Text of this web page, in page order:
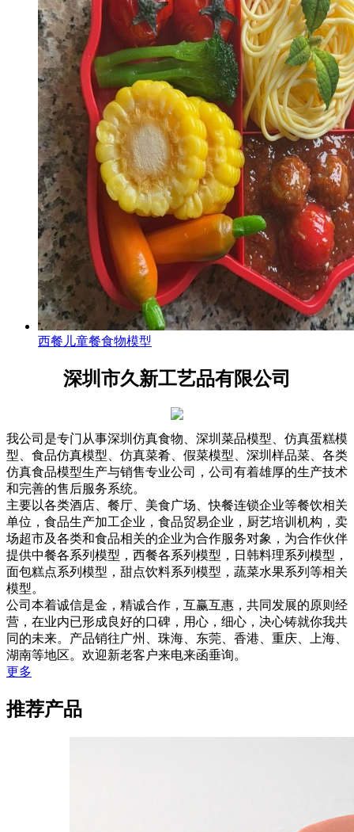
西餐儿童餐食物模型
深圳市久新工艺品有限公司
我公司是专门从事深圳仿真食物、深圳菜品模型、仿真蛋糕模
型、食品仿真模型、仿真菜肴、假菜模型、深圳样品菜、各类
仿真食品模型生产与销售专业公司，公司有着雄厚的生产技术
和完善的售后服务系统。
主要以各类酒店、餐厅、美食广场、快餐连锁企业等餐饮相关
单位，食品生产加工企业，食品贸易企业，厨艺培训机构，卖
场超市及各类和食品相关的企业为合作服务对象，为合作伙伴
提供中餐各系列模型，西餐各系列模型，日韩料理系列模型，
面包糕点系列模型，甜点饮料系列模型，蔬菜水果系列等相关
模型。
公司本着诚信是金，精诚合作，互赢互惠，共同发展的原则经
营，在业内已形成良好的口碑，用心，细心，决心铸就你我共
同的未来。产品销往广州、珠海、东莞、香港、重庆、上海、
湖南等地区。欢迎新老客户来电来函垂询。
更多
推荐产品